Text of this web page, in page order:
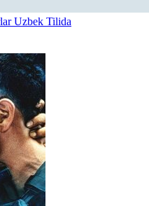
Uzbek Tilida